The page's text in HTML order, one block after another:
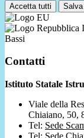
Accetta tutti
Bassi
Contatti
Istituto Statale
Viale della
Chiaiano, 50,
Tel: Sede
Tel: Sede